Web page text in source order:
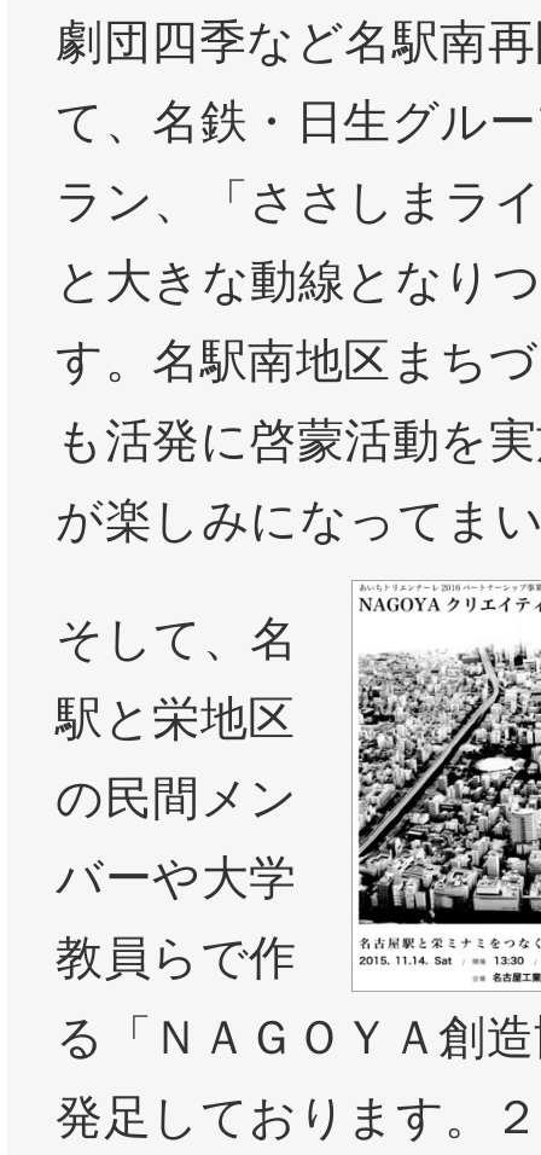
劇団四季など名駅南
て、名鉄・日生グル
ラン、「ささしまラ
と大きな動線となり
す。名駅南地区まち
も活発に啓蒙活動を
が楽しみになってま
そして、名
駅と栄地区
の民間メン
バーや大学
教員らで作
る「ＮＡＧＯＹＡ創
発足しております。